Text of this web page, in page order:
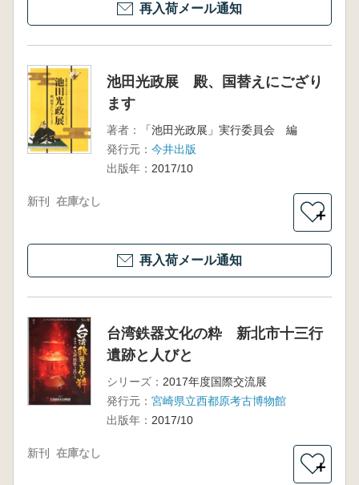
再入荷メール通知
池田光政展 殿、国替えにござり
ます
著者：
「池田光政展」実行委員会 編
発行元： 今井出版
出版年： 2017/10
新刊 在庫なし
＋
再入荷メール通知
台湾鉄器文化の粋 新北市十三行
遺跡と人びと
シリーズ： 2017年度国際交流展
発行元： 宮崎県立西都原考古博物館
出版年： 2017/10
新刊 在庫なし
＋